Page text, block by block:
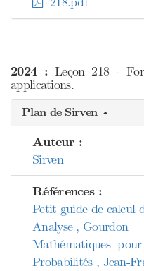
2024 : Leçon 218 -
applications.
Plan de Sirven
Auteur :
Sirven
Références :
Petit guide de calcul
Analyse , Gourdon
Mathématiques
Probabilités , Jean-